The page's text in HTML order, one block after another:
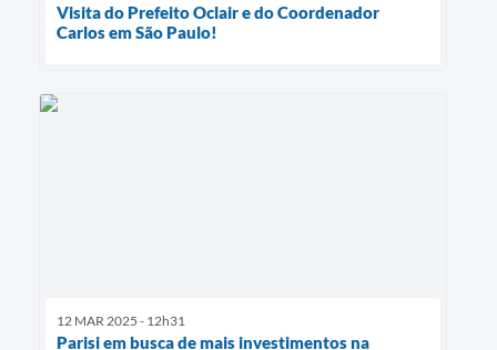
Visita do Prefeito Oclair e do Coordenador
Carlos em São Paulo!
12 MAR 2025 - 12h31
Parisi em busca de mais investimentos na